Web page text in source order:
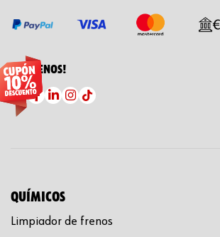
¡SÍGUENOS!
QUÍMICOS
Limpiador de frenos